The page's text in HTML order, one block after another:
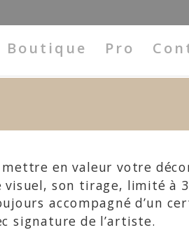
Boutique Pro
mettre en valeur votre
visuel, son tirage, limité à
accompagné d’un
signature de l’artiste.